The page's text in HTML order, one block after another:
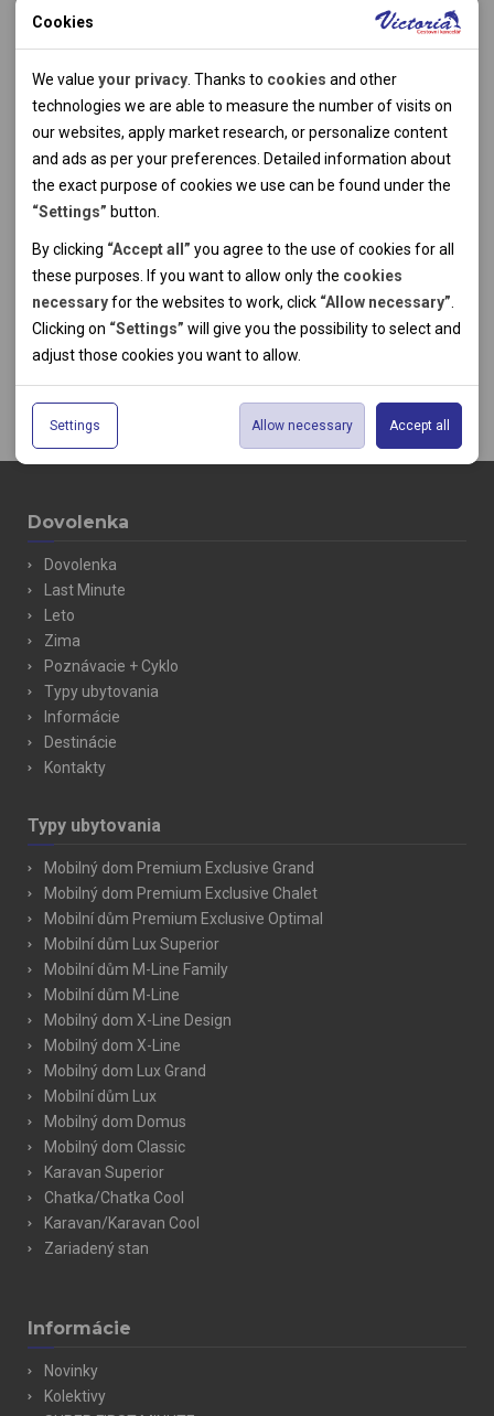
PO–NE: 9:00–21:00
+421 (0)2 2102 0570
33klientov
Dovolenka
Dovolenka
Last Minute
Leto
Zima
Poznávacie + Cyklo
Typy ubytovania
Informácie
Destinácie
Kontakty
Typy ubytovania
Mobilný dom Premium Exclusive Grand
Mobilný dom Premium Exclusive Chalet
Mobilní dům Premium Exclusive Optimal
Mobilní dům Lux Superior
Mobilní dům M-Line Family
Mobilní dům M-Line
Mobilný dom X-Line Design
Mobilný dom X-Line
Mobilný dom Lux Grand
Mobilní dům Lux
Mobilný dom Domus
Mobilný dom Classic
Karavan Superior
Chatka/Chatka Cool
Karavan/Karavan Cool
Zariadený stan
Informácie
Novinky
Kolektivy
Cookies
We value your privacy . Thanks to cookies and other
technologies we are able to measure the number of visits on
our websites, apply market research, or personalize content
and ads as per your preferences. Detailed information about
the exact purpose of cookies we use can be found under the
“Settings” button.
By clicking “Accept all” you agree to the use of cookies for all
these purposes. If you want to allow only the cookies
necessaryfor the websites to work, click “Allow necessary”
Clicking on “Settings” will give you the possibility to select and
adjust those cookies you want to allow.
Settings Accept all
Allow necessary
Technical cookies help the websites to work properly by
allowing basic functionalities like navigation and access to the
secured sections of the websites. The websites cannot work
properly without these cookies.
Analytical cookies
Thanks to the analytical cookies we are able to measure visits
of the websites, sources of visits, ads performance and their
reach. Data collected this way is processed anonymously
without any link to a specific user. Without your consent for
our use of analytical cookies, we are not able to analyze and
optimize the websites' performance.
Personal cookies
Personal cookies allow us adjust the websites' content per
your specific needs and preferencies. Denying the use of
personal cookies may lead to displaying information of no use
for the particular user, and irrelevant offers or
recommendations.
Marketing cookies
The use of marketing cookies facilitate displaying of relevant
advertisements by either us or a third party on our or third
party websites. Theese type of cookies helps us to create
identification. Without consent to the use of marketing
cookies, the displayed marketing content will not be based on
the visitors preferences.